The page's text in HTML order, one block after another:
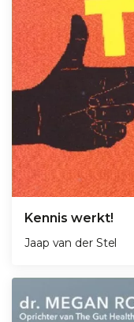
Kennis werkt!
Jaap van der Stel